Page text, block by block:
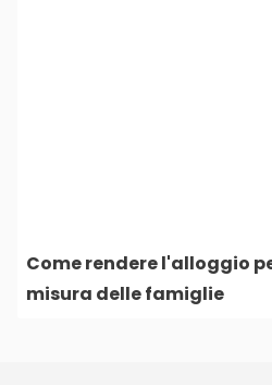
Come rendere l'alloggio
misura delle famiglie